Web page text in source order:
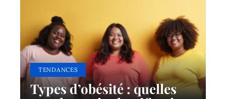
TENDANCES
Types d’obésité : quelles